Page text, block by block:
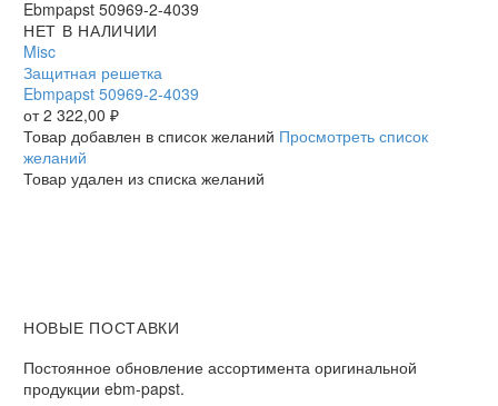
Защитная
решетка
Ebmpapst
50969-
2-
4039
НЕТ В НАЛИЧИИ
Misc
Защитная решетка
Ebmpapst 50969-2-4039
от2 322,00 ₽
Товар добавлен в список желаний Просмотреть список
желаний
Товар удален из списка желаний
НОВЫЕ ПОСТАВКИ
Постоянное обновление ассортимента оригинальной
продукции ebm-papst.